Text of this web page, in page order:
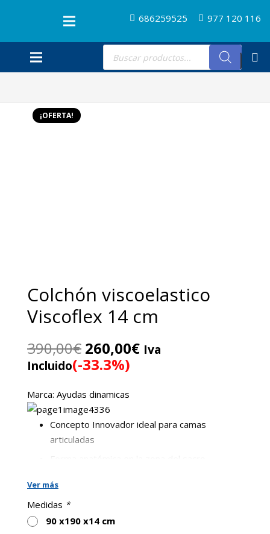
686259525 977 120 116
Búsqueda
productos
¡OFERTA!
Colchón viscoelastico
Viscoflex 14 cm
390,00€ El
precio
original
era:
390,00€.
260,00€ElIva
Incluido(-33.3%)
Marca: Ayudas dinamicas
Concepto Innovador ideal para camas
articuladas
Forma anatómica en la zona del sacro
Ver más
Medidas *
90 x190 x14 cm